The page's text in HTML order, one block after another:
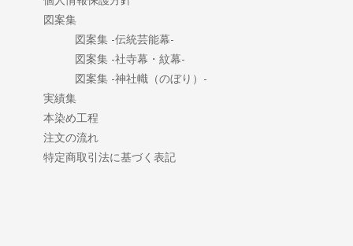
図案集
図案集 -伝統芸能幕-
図案集 -社寺幕・紋幕-
図案集 -神社幟（のぼり）-
実績集
本染め工程
注文の流れ
特定商取引法に基づく表記